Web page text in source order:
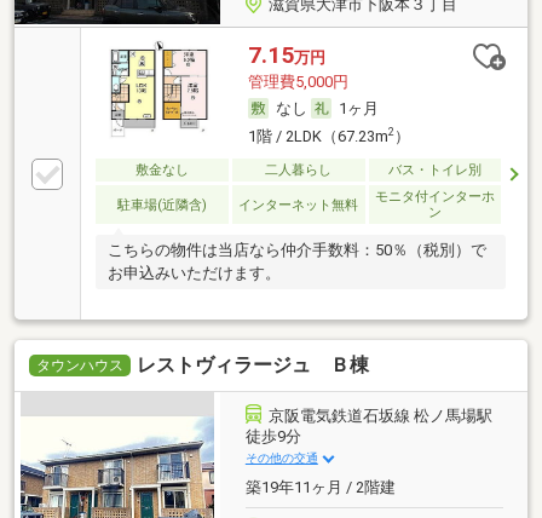
滋賀県大津市下阪本３丁目
7.15万円
管理費5,000円
なし
1ヶ月
1階 / 2LDK（67.23m2）
敷金なし 二人暮らし バス・トイレ別
駐車場(近隣含) インターネット無料
モニタ付インターホ
ン
こちらの物件は当店なら仲介手数料：50％（税別）で
お申込みいただけます。
タウンハウス レストヴィラージュ Ｂ棟
京阪電気鉄道石坂線 松ノ馬場駅
徒歩9分
その他の交通
築19年11ヶ月 / 2階建